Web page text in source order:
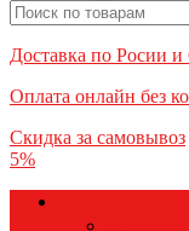
Доставка по Росии
Оплата онлайн без
Скидка за самовывоз
5%